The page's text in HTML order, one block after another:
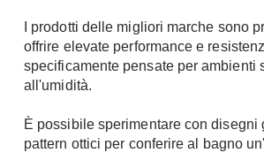
I prodotti delle migliori marche sono
offrire elevate performance e
specificamente pensate per ambienti
all'umidità.
È possibile sperimentare con disegni
pattern ottici per conferire al bagno